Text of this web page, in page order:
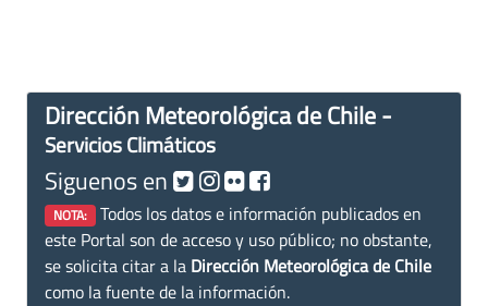
Dirección Meteorológica de Chile -
Servicios Climáticos
Siguenos en
NOTA: Todos los datos e información publicados en
este Portal son de acceso y uso público; no obstante,
se solicita citar a la Dirección Meteorológica de Chile
como la fuente de la información.